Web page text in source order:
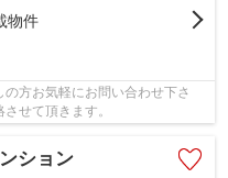
物件
方お気軽にお問い合わせ下さ
せて頂きます。
ション